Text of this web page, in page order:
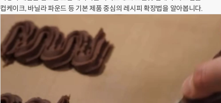
컵케이크, 바닐라 파운드 등 기본 제품 중심의 레시피 확장법을 알아봅니다.